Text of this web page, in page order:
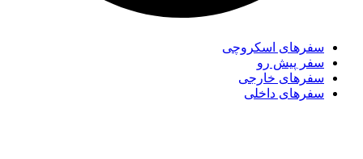
سفر‌های اسکروچی
سفر پیش رو
سفرهای خارجی
سفرهای داخلی